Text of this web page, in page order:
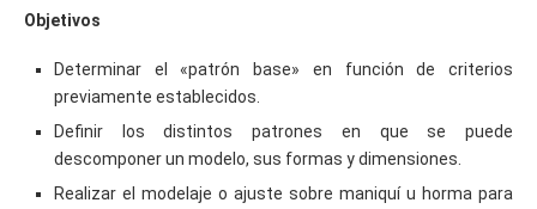
Objetivos
Determinar el «patrón base» en función de criterios
previamente establecidos.
Definir los distintos patrones en que se puede
descomponer un modelo, sus formas y dimensiones.
Realizar el modelaje o ajuste sobre maniquí u horma para